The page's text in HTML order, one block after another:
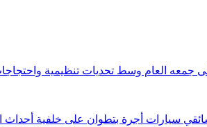
جمعه العام وسط تحديات تنظيمية
سيارات أجرة بتطوان على خلفية أحداث